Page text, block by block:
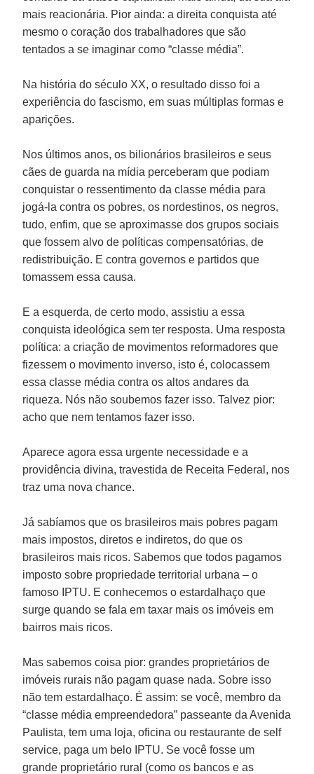
mais reacionária. Pior ainda: a direita conquista até
mesmo o coração dos trabalhadores que são
tentados a se imaginar como “classe média”.
Na história do século XX, o resultado disso foi a
experiência do fascismo, em suas múltiplas formas e
aparições.
Nos últimos anos, os bilionários brasileiros e seus
cães de guarda na mídia perceberam que podiam
conquistar o ressentimento da classe média para
jogá-la contra os pobres, os nordestinos, os negros,
tudo, enfim, que se aproximasse dos grupos sociais
que fossem alvo de políticas compensatórias, de
redistribuição. E contra governos e partidos que
tomassem essa causa.
E a esquerda, de certo modo, assistiu a essa
conquista ideológica sem ter resposta. Uma resposta
política: a criação de movimentos reformadores que
fizessem o movimento inverso, isto é, colocassem
essa classe média contra os altos andares da
riqueza. Nós não soubemos fazer isso. Talvez pior:
acho que nem tentamos fazer isso.
Aparece agora essa urgente necessidade e a
providência divina, travestida de Receita Federal, nos
traz uma nova chance.
Já sabíamos que os brasileiros mais pobres pagam
mais impostos, diretos e indiretos, do que os
brasileiros mais ricos. Sabemos que todos pagamos
imposto sobre propriedade territorial urbana – o
famoso IPTU. E conhecemos o estardalhaço que
surge quando se fala em taxar mais os imóveis em
bairros mais ricos.
Mas sabemos coisa pior: grandes proprietários de
imóveis rurais não pagam quase nada. Sobre isso
não tem estardalhaço. É assim: se você, membro da
“classe média empreendedora” passeante da Avenida
Paulista, tem uma loja, oficina ou restaurante de self
service, paga um belo IPTU. Se você fosse um
grande proprietário rural (como os bancos e as